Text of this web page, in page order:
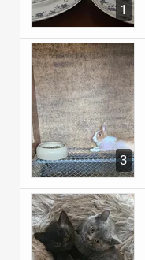
1
3